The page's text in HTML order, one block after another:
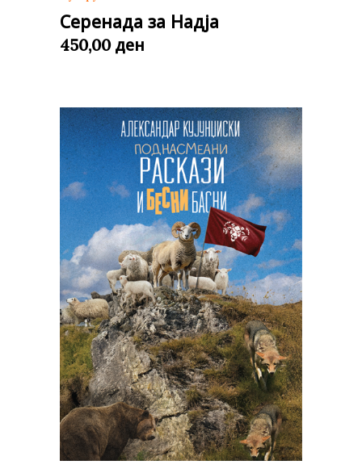
Серенада за Надја
450,00 ден